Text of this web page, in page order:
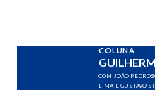
COLUNA
COM JOÃO
LIMA E GUSTAVO